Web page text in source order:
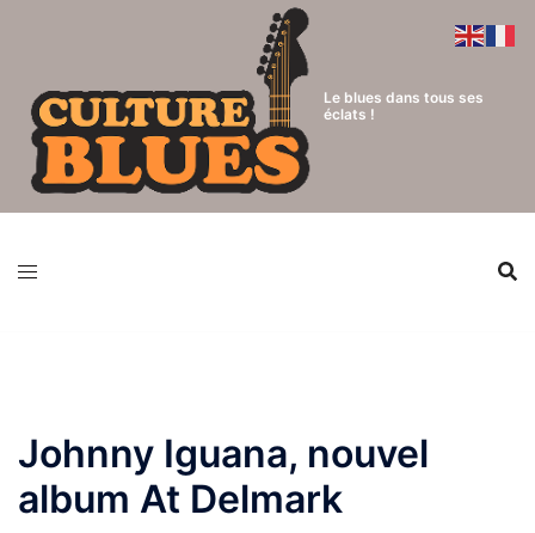
Le blues dans tous ses
éclats !
Johnny Iguana, nouvel
album At Delmark